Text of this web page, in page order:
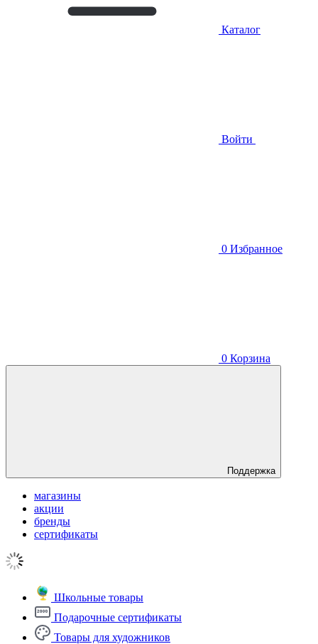
Каталог
Войти
0 Избранное
0 Корзина
Поддержка
магазины
акции
бренды
сертификаты
Школьные товары
Подарочные сертификаты
Товары для художников